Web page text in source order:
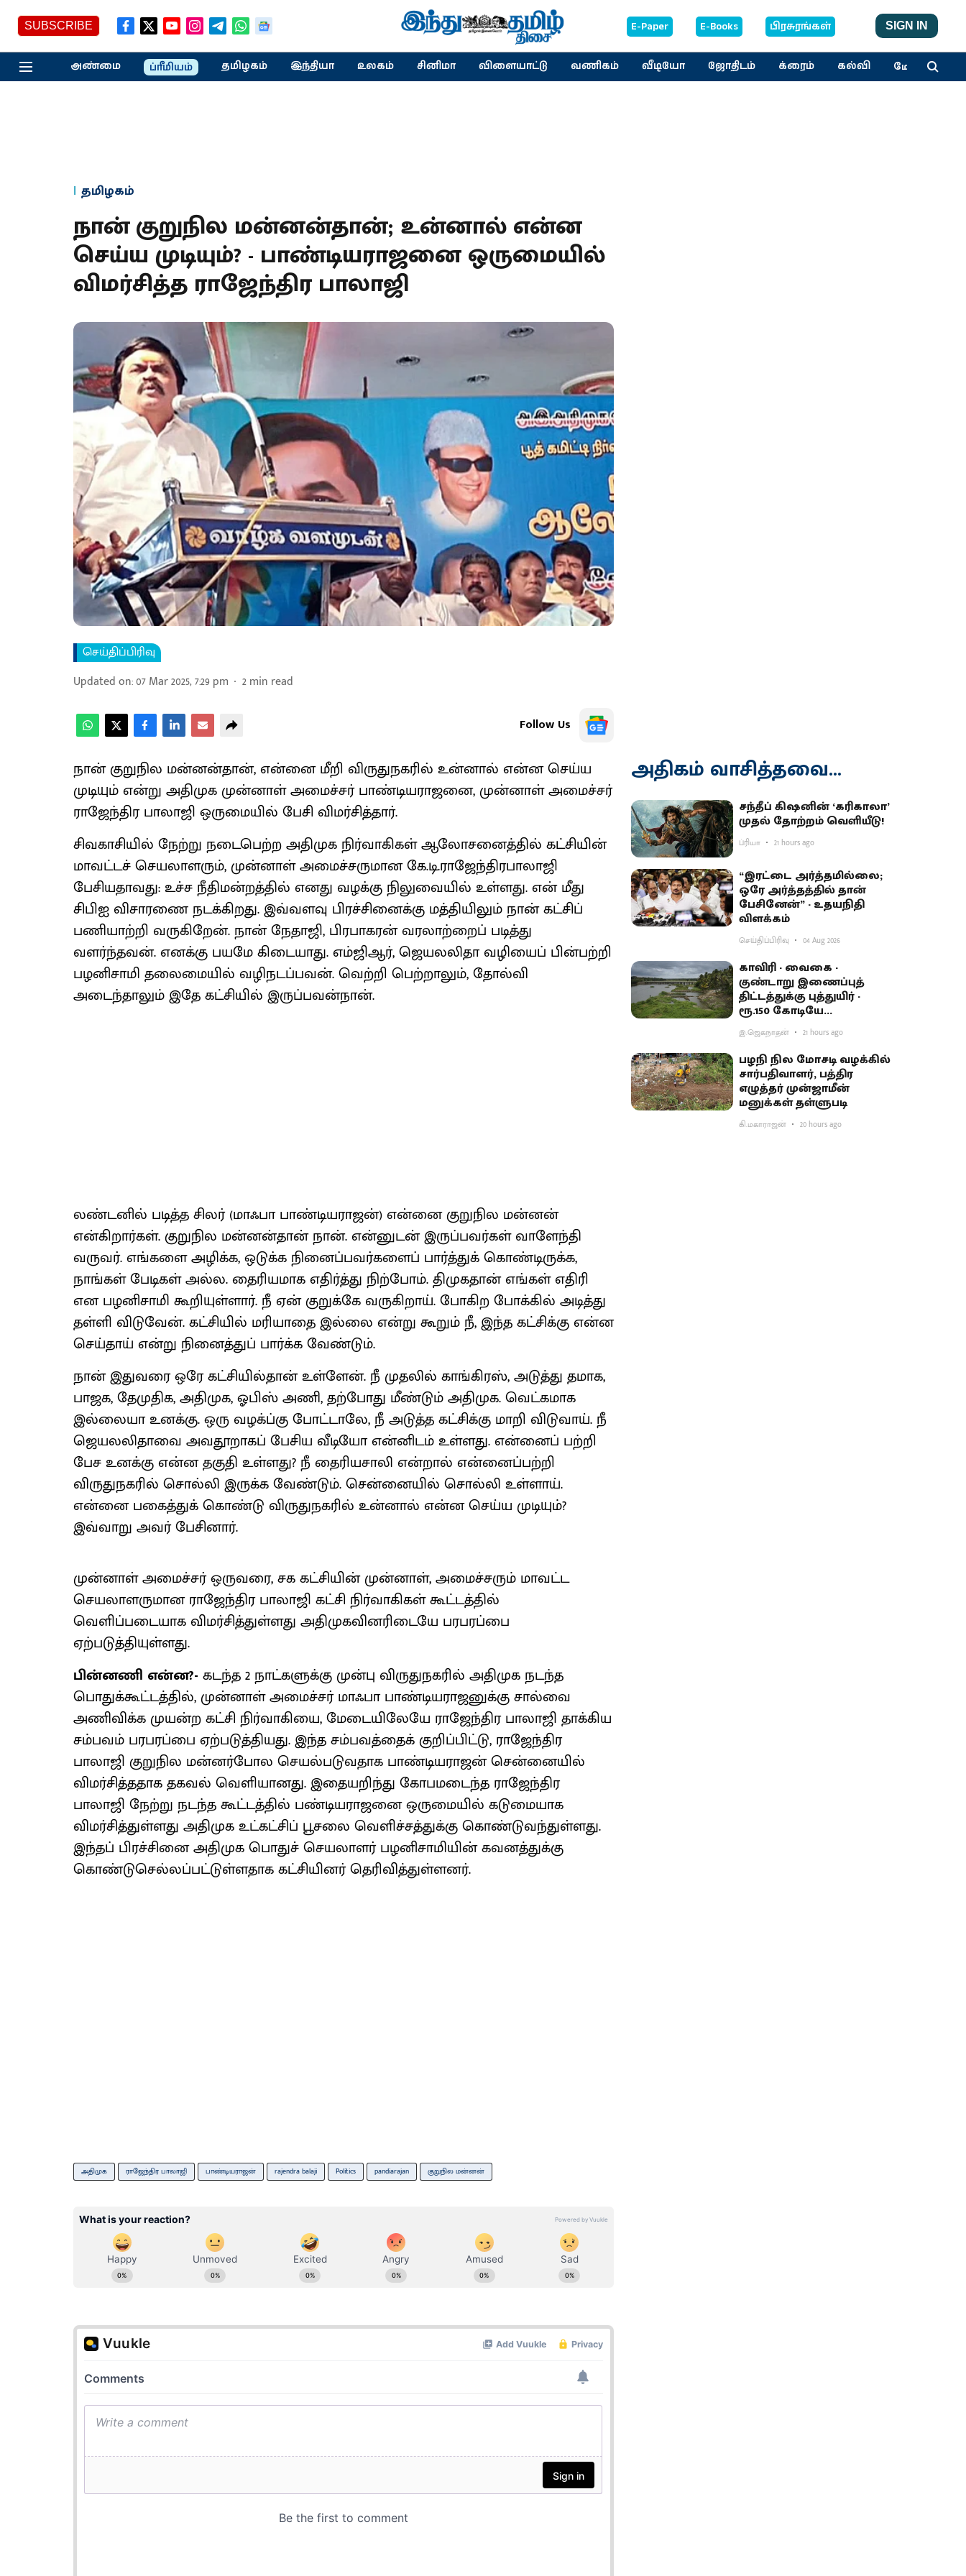
SUBSCRIBE E-Paper E-Books பிரசுரங்கள் SIGN IN
அண்மை ப்ரீமியம் தமிழகம் இந்தியா உலகம் சினிமா விளையாட்டு வணிகம் வீடியோ ஜோதிடம் க்ரைம் கல்வி மேலும்
தமிழகம்
நான் குறுநில மன்னன்தான்; உன்னால் என்ன
செய்ய முடியும்? - பாண்டியராஜனை ஒருமையில்
விமர்சித்த ராஜேந்திர பாலாஜி
செய்திப்பிரிவு
Updated on:07 Mar 2025, 7:29 pm 2min read
Follow Us
நான் குறுநில மன்னன்தான், என்னை மீறி விருதுநகரில் உன்னால் என்ன செய்ய
முடியும் என்று அதிமுக முன்னாள் அமைச்சர் பாண்டியராஜனை, முன்னாள் அமைச்சர்
ராஜேந்திர பாலாஜி ஒருமையில் பேசி விமர்சித்தார்.
சிவகாசியில் நேற்று நடைபெற்ற அதிமுக நிர்வாகிகள் ஆலோசனைத்தில் கட்சியின்
மாவட்டச் செயலாளரும், முன்னாள் அமைச்சருமான கே.டி.ராஜேந்திரபாலாஜி
பேசியதாவது: உச்ச நீதிமன்றத்தில் எனது வழக்கு நிலுவையில் உள்ளது. என் மீது
சிபிஐ விசாரணை நடக்கிறது. இவ்வளவு பிரச்சினைக்கு மத்தியிலும் நான் கட்சிப்
பணியாற்றி வருகிறேன். நான் நேதாஜி, பிரபாகரன் வரலாற்றைப் படித்து
வளர்ந்தவன். எனக்கு பயமே கிடையாது. எம்ஜிஆர், ஜெயலலிதா வழியைப் பின்பற்றி
பழனிசாமி தலைமையில் வழிநடப்பவன். வெற்றி பெற்றாலும், தோல்வி
அடைந்தாலும் இதே கட்சியில் இருப்பவன்நான்.
லண்டனில் படித்த சிலர் (மாஃபா பாண்டியராஜன்) என்னை குறுநில மன்னன்
என்கிறார்கள். குறுநில மன்னன்தான் நான். என்னுடன் இருப்பவர்கள் வாளேந்தி
வருவர். எங்களை அழிக்க, ஒடுக்க நினைப்பவர்களைப் பார்த்துக் கொண்டிருக்க,
நாங்கள் பேடிகள் அல்ல. தைரியமாக எதிர்த்து நிற்போம். திமுகதான் எங்கள் எதிரி
என பழனிசாமி கூறியுள்ளார். நீ ஏன் குறுக்கே வருகிறாய். போகிற போக்கில் அடித்து
தள்ளி விடுவேன். கட்சியில் மரியாதை இல்லை என்று கூறும் நீ, இந்த கட்சிக்கு என்ன
செய்தாய் என்று நினைத்துப் பார்க்க வேண்டும்.
நான் இதுவரை ஒரே கட்சியில்தான் உள்ளேன். நீ முதலில் காங்கிரஸ், அடுத்து தமாக,
பாஜக, தேமுதிக, அதிமுக, ஓபிஸ் அணி, தற்போது மீண்டும் அதிமுக. வெட்கமாக
இல்லையா உனக்கு. ஒரு வழக்ப்கு போட்டாலே, நீ அடுத்த கட்சிக்கு மாறி விடுவாய். நீ
ஜெயலலிதாவை அவதூறாகப் பேசிய வீடியோ என்னிடம் உள்ளது. என்னைப் பற்றி
பேச உனக்கு என்ன தகுதி உள்ளது? நீ தைரியசாலி என்றால் என்னைப்பற்றி
விருதுநகரில் சொல்லி இருக்க வேண்டும். சென்னையில் சொல்லி உள்ளாய்.
என்னை பகைத்துக் கொண்டு விருதுநகரில் உன்னால் என்ன செய்ய முடியும்?
இவ்வாறு அவர் பேசினார்.
முன்னாள் அமைச்சர் ஒருவரை, சக கட்சியின் முன்னாள், அமைச்சரும் மாவட்ட
செயலாளருமான ராஜேந்திர பாலாஜி கட்சி நிர்வாகிகள் கூட்டத்தில்
வெளிப்படையாக விமர்சித்துள்ளது அதிமுகவினரிடையே பரபரப்பை
ஏற்படுத்தியுள்ளது.
பின்னணி என்ன?- கடந்த 2 நாட்களுக்கு முன்பு விருதுநகரில் அதிமுக நடந்த
பொதுக்கூட்டத்தில், முன்னாள் அமைச்சர் மாஃபா பாண்டியராஜனுக்கு சால்வை
அணிவிக்க முயன்ற கட்சி நிர்வாகியை, மேடையிலேயே ராஜேந்திர பாலாஜி தாக்கிய
சம்பவம் பரபரப்பை ஏற்படுத்தியது. இந்த சம்பவத்தைக் குறிப்பிட்டு, ராஜேந்திர
பாலாஜி குறுநில மன்னர்போல செயல்படுவதாக பாண்டியராஜன் சென்னையில்
விமர்சித்ததாக தகவல் வெளியானது. இதையறிந்து கோபமடைந்த ராஜேந்திர
பாலாஜி நேற்று நடந்த கூட்டத்தில் பண்டியராஜனை ஒருமையில் கடுமையாக
விமர்சித்துள்ளது அதிமுக உட்கட்சிப் பூசலை வெளிச்சத்துக்கு கொண்டுவந்துள்ளது.
இந்தப் பிரச்சினை அதிமுக பொதுச் செயலாளர் பழனிசாமியின் கவனத்துக்கு
கொண்டுசெல்லப்பட்டுள்ளதாக கட்சியினர் தெரிவித்துள்ளனர்.
அதிமுக ராஜேந்திர பாலாஜி பாண்டியராஜன் rajendra balaji Politics pandiarajan குறுநில மன்னன்
அதிகம் வாசித்தவை...
சந்தீப் கிஷனின் ‘கரிகாலா’
முதல் தோற்றம் வெளியீடு!
ப்ரியா 21 hours ago
“இரட்டை அர்த்தமில்லை;
ஒரே அர்த்தத்தில் தான்
பேசினேன்” - உதயநிதி
விளக்கம்
செய்திப்பிரிவு 04 Aug 2026
காவிரி - வைகை -
குண்டாறு இணைப்புத்
திட்டத்துக்கு புத்துயிர் -
ரூ.150 கோடியே
ஒதுக்கியதால் விவசாயிகள்
ஏமாற்றம்
இ.ஜெகநாதன் 21 hours ago
பழநி நில மோசடி வழக்கில்
சார்பதிவாளர், பத்திர
எழுத்தர் முன்ஜாமீன்
மனுக்கள் தள்ளுபடி
கி.மகாராஜன் 20 hours ago